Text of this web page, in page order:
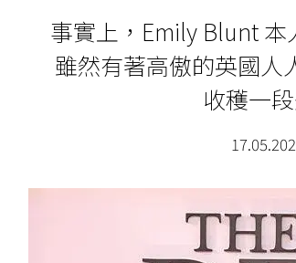
事實上，Emily Blunt 本
雖然有著高傲的英國人
收穫一